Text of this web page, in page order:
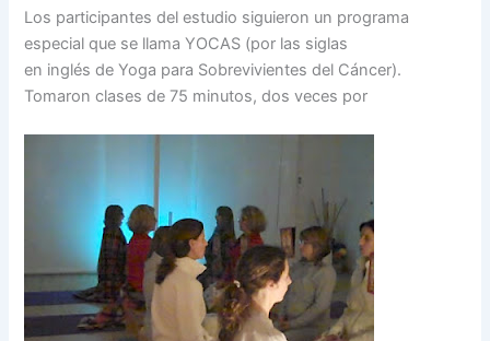
Los participantes del estudio siguieron un programa
especial que se llama YOCAS (por las siglas
en inglés de Yoga para Sobrevivientes del Cáncer).
Tomaron clases de 75 minutos, dos veces por